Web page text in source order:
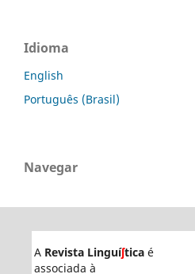
Idioma
English
Português (Brasil)
Navegar
A Revista Linguíʃticaé
associada à